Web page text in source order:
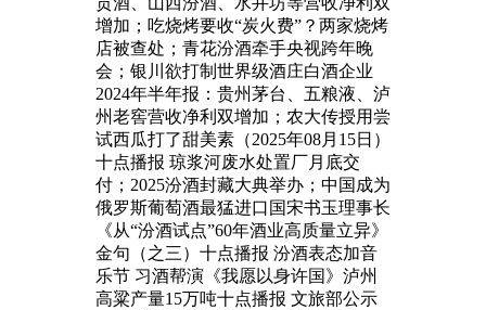
增加；吃烧烤要收“炭火费”？两家烧烤
店被查处；青花汾酒牵手央视跨年晚
会；银川欲打制世界级酒庄白酒企业
2024年半年报：贵州茅台、五粮液、泸
州老窖营收净利双增加；农大传授用尝
试西瓜打了甜美素（2025年08月15日）
十点播报 琼浆河废水处置厂月底交
付；2025汾酒封藏大典举办；中国成为
俄罗斯葡萄酒最猛进口国宋书玉理事长
《从“汾酒试点”60年酒业高质量立异》
金句（之三）十点播报 汾酒表态加音
乐节 习酒帮演《我愿以身许国》泸州
高粱产量15万吨十点播报 文旅部公示